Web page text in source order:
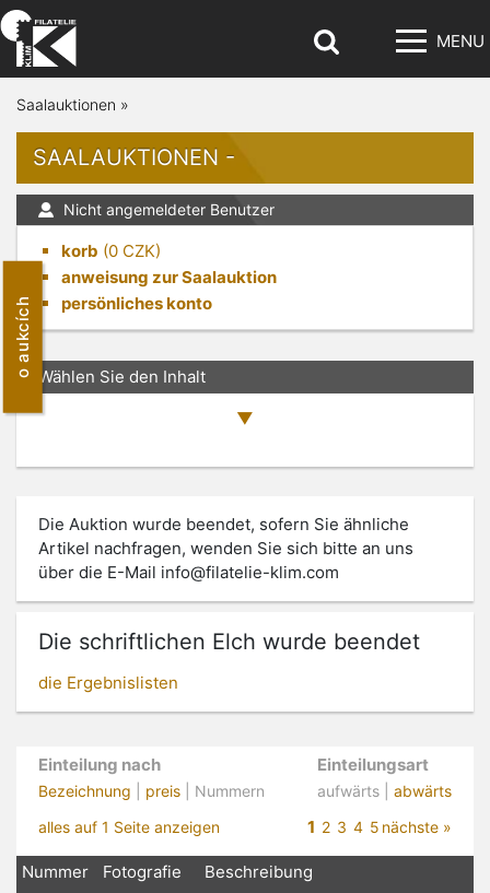
MENU
o aukcích
Saalauktionen »
SAALAUKTIONEN -
Nicht angemeldeter Benutzer
korb (0 CZK)
anweisung zur Saalauktion
persönliches konto
Wählen Sie den Inhalt
Die Auktion wurde beendet, sofern Sie ähnliche
Artikel nachfragen, wenden Sie sich bitte an uns
über die E-Mail info@filatelie-klim.com
Die schriftlichen Elch wurde beendet
die Ergebnislisten
Einteilung nach
Bezeichnung preis | Nummern
Einteilungsart
aufwärts | abwärts
alles auf 1 Seite anzeigen
1 2 3 4 5 nächste »
Nummer Fotografie
Beschreibung